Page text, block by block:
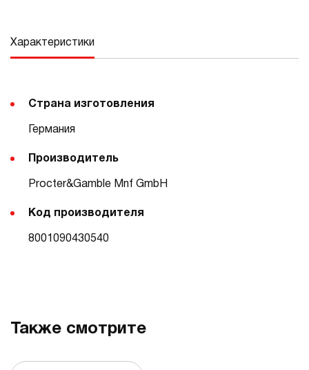
Характеристики
Страна изготовления
Германия
Производитель
Procter&Gamble Mnf GmbH
Код производителя
8001090430540
Также смотрите